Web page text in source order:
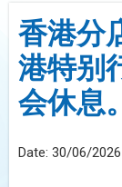
香港分
港特别
会休息。
Date: 30/06/2026